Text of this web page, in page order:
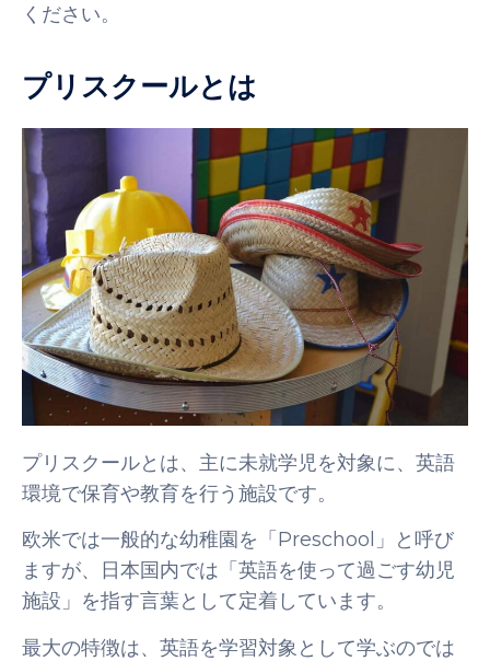
ください。
プリスクールとは
プリスクールとは、主に未就学児を対象に、英語
環境で保育や教育を行う施設です。
欧米では一般的な幼稚園を「Preschool」と呼び
ますが、日本国内では「英語を使って過ごす幼児
施設」を指す言葉として定着しています。
最大の特徴は、英語を学習対象として学ぶのでは